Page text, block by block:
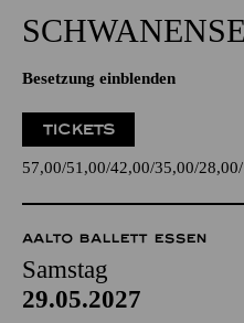
Besetzung einblenden
TICKETS
57,00 51,00 42,00 35,00 28,00
AALTO BALLETT ESSEN
Samstag
29.05.2027